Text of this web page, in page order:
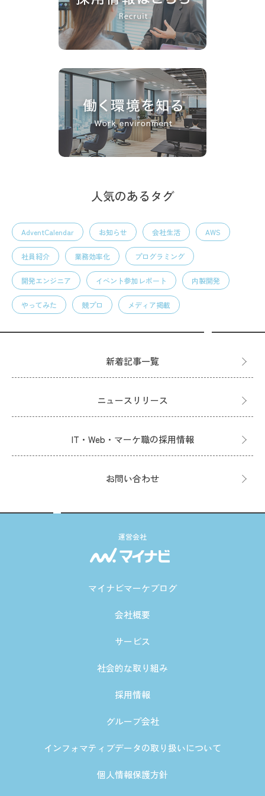
人気のあるタグ
AdventCalendar お知らせ 会社生活 AWS
社員紹介 業務効率化 プログラミング
開発エンジニア イベント参加レポート 内製開発
やってみた 競プロ メディア掲載
新着記事一覧
ニュースリリース
IT・Web・マーケ職の採用情報
お問い合わせ
運営会社
マイナビマーケブログ
会社概要
サービス
社会的な取り組み
採用情報
グループ会社
インフォマティブデータの取り扱いについて
個人情報保護方針